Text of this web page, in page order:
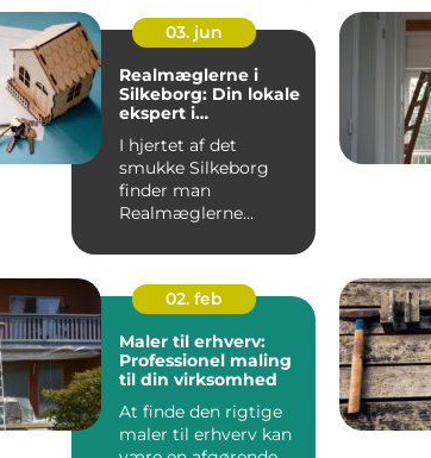
03. jun
Realmæglerne i
Silkeborg: Din lokale
ekspert i
I hjertet af det
smukke Silkeborg
finder man
Realmæglerne
ejendomsmægler m...
02. feb
Maler til erhverv:
Professionel maling
til din virksomhed
At finde den rigtige
maler til erhverv kan